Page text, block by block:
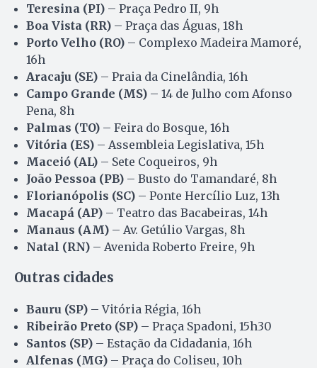
Teresina (PI) – Praça Pedro II, 9h
Boa Vista (RR) – Praça das Águas, 18h
Porto Velho (RO) – Complexo Madeira Mamoré,
16h
Aracaju (SE) – Praia da Cinelândia, 16h
Campo Grande (MS) – 14 de Julho com Afonso
Pena, 8h
Palmas (TO) – Feira do Bosque, 16h
Vitória (ES) – Assembleia Legislativa, 15h
Maceió (AL) – Sete Coqueiros, 9h
João Pessoa (PB) – Busto do Tamandaré, 8h
Florianópolis (SC) – Ponte Hercílio Luz, 13h
Macapá (AP) – Teatro das Bacabeiras, 14h
Manaus (AM) – Av. Getúlio Vargas, 8h
Natal (RN) – Avenida Roberto Freire, 9h
Outras cidades
Bauru (SP) – Vitória Régia, 16h
Ribeirão Preto (SP) – Praça Spadoni, 15h30
Santos (SP) – Estação da Cidadania, 16h
Alfenas (MG) – Praça do Coliseu, 10h